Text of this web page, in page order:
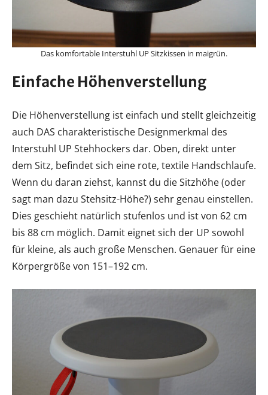
Das komfortable Interstuhl UP Sitzkissen in maigrün.
Einfache Höhenverstellung
Die Höhenverstellung ist einfach und stellt gleichzeitig
auch DAS charakteristische Designmerkmal des
Interstuhl UP Stehhockers dar. Oben, direkt unter
dem Sitz, befindet sich eine rote, textile Handschlaufe.
Wenn du daran ziehst, kannst du die Sitzhöhe (oder
sagt man dazu Stehsitz-Höhe?) sehr genau einstellen.
Dies geschieht natürlich stufenlos und ist von 62 cm
bis 88 cm möglich. Damit eignet sich der UP sowohl
für kleine, als auch große Menschen. Genauer für eine
Körpergröße von 151–192 cm.